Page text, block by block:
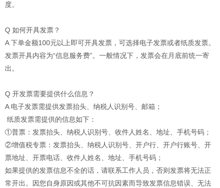
度。
Q 如何开具发票？
A 下单金额100元以上即可开具发票，可选择电子发票或者纸质发票。
发票开具内容为“信息服务费”。一般情况下，发票会在月底前统一寄
出。
Q 开发票需要提供什么信息？
A 电子发票需提供发票抬头、纳税人识别号、邮箱；
纸质发票需提供的信息如下：
①普票：发票抬头、纳税人识别号、收件人姓名、地址、手机号码；
②增值税专票：发票抬头、纳税人识别号、开户行、开户行账号、开
票地址、开票电话、收件人姓名、地址、手机号码；
如果提供的发票信息不全的话，请联系工作人员，否则发票将无法正
常开出。
因您自身原因或其他不可抗因素而导致发票信息错误、无法